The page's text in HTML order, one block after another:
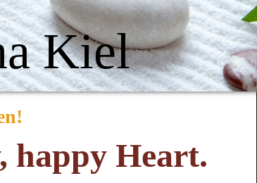
Kiel
happy Heart.